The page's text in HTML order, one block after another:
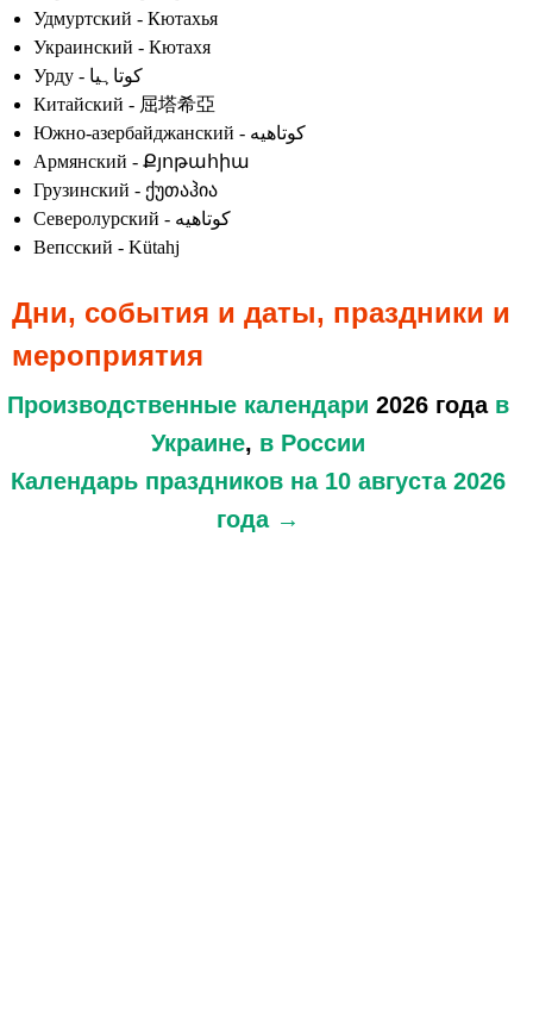
Удмуртский - Кютахья
Украинский - Кютахя
Урду - کوتاہیا
Китайский - 屈塔希亞
Южно-азербайджанский - کوتاهیه
Армянский - Քյոթահիա
Грузинский - ქუთაჰია
Северолурский - کوتاهیه
Вепсский - Kütahj
Дни, события и даты, праздники и
мероприятия
Производственные календари 2026 года в
Украине, в России
Календарь праздников на 10 августа 2026
года →